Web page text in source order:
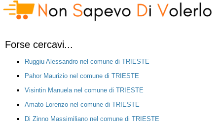
Forse cercavi...
Ruggiu Alessandro nel comune di TRIESTE
Pahor Maurizio nel comune di TRIESTE
Visintin Manuela nel comune di TRIESTE
Amato Lorenzo nel comune di TRIESTE
Di Zinno Massimiliano nel comune di TRIESTE